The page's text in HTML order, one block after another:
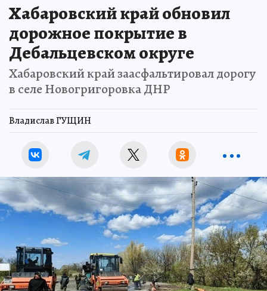
Хабаровский край обновил
дорожное покрытие в
Дебальцевском округе
Хабаровский край заасфальтировал дорогу
в селе Новогригоровка ДНР
Владислав ГУЩИН